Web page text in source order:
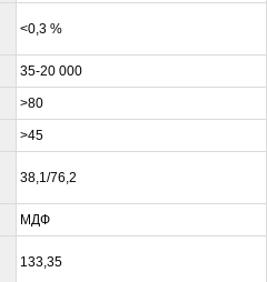
<0,3 %
35-20 000
>80
>45
38,1/76,2
МДФ
133,35